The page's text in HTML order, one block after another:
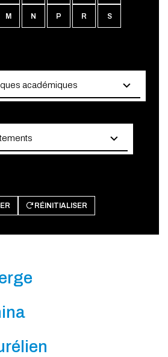
M N P R S
RÉINITIALISER